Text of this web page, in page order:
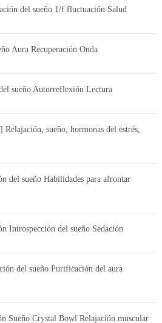
del sueño 1/f fluctuación Salud
Aura Recuperación Onda
sueño Autorreflexión Lectura
Relajación, sueño, hormonas del estrés,
del sueño Habilidades para afrontar
Introspección del sueño Sedación
del sueño Purificación del aura
Sueño Crystal Bowl Relajación muscular